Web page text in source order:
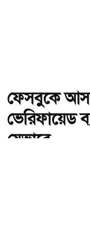
ফেসবুকে
ভেরিফায়েড
যেভাবে